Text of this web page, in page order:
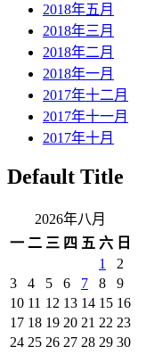
2018年五月
2018年三月
2018年二月
2018年一月
2017年十二月
2017年十一月
2017年十月
Default Title
2026年八月
一 二 三 四 五 六 日
1
2
3
4 5 6 7 8
9
10 11 12 13 14 15 16
17 18 19 20 21 22 23
24 25 26 27 28 29 30